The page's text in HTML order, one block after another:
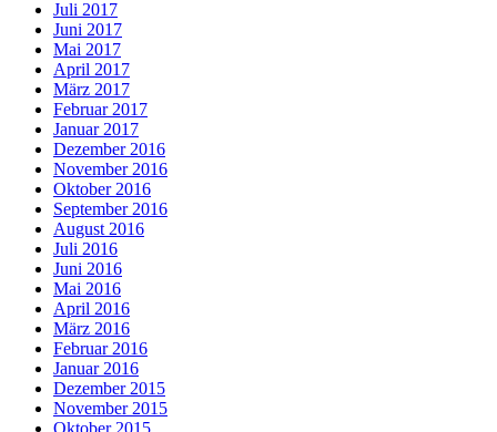
Juli 2017
Juni 2017
Mai 2017
April 2017
März 2017
Februar 2017
Januar 2017
Dezember 2016
November 2016
Oktober 2016
September 2016
August 2016
Juli 2016
Juni 2016
Mai 2016
April 2016
März 2016
Februar 2016
Januar 2016
Dezember 2015
November 2015
Oktober 2015